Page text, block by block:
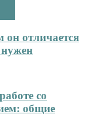
он отличается
со
общие